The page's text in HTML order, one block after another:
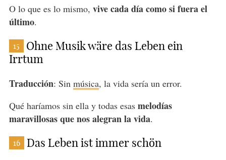
O lo que es lo mismo, vive cada día como si fuera el
último.
15
Ohne Musik wäre das Leben ein
Irrtum
Traducción: Sin música, la vida sería un error.
Qué haríamos sin ella y todas esas melodías
maravillosas que nos alegran la vida.
16 Das Leben ist immer schön